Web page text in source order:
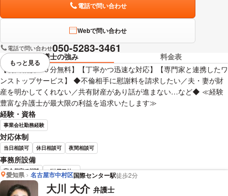
電話で問い合わせ
Webで問い合わせ
電話で問い合わせ050-5283-3461
弁護士の強み
料金表
【初回相談３０分無料】【丁寧かつ迅速な対応】【専門家と連携したワ
ンストップサービス】 ◆不倫相手に慰謝料を請求したい／夫・妻が財
産を明かしてくれない／共有財産があり話が進まない…など◆ ≪経験
豊富な弁護士が最大限の利益を追求いたします≫
経験・資格
事業会社勤務経験
対応体制
当日相談可 休日相談可 夜間相談可
事務所設備
完全個室で相談 バリアフリー
鬼頭 浩二 弁護士の詳細情報を見る
視覚的に省略されている要素を
もっと見る
愛知県 名古屋市中村区国際センター駅徒歩2分
大川 大介 弁護士